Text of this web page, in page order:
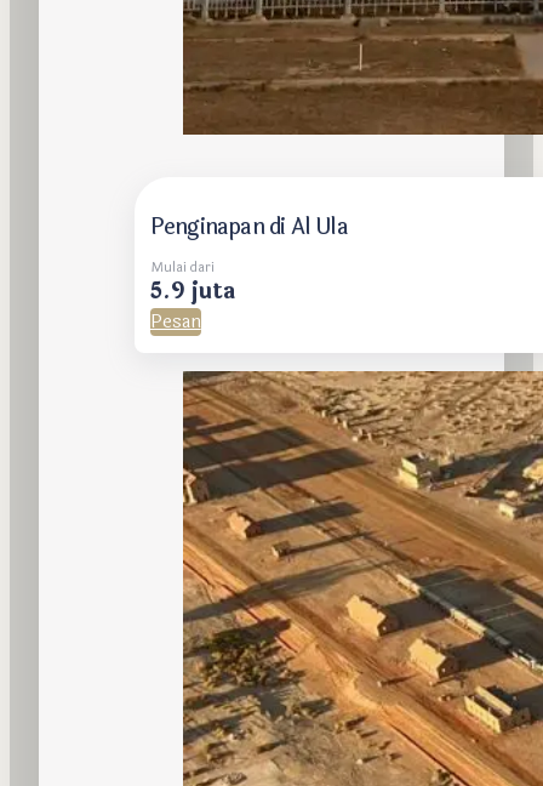
Penginapan di Al Ula
Mulai dari
5.9 juta
Pesan